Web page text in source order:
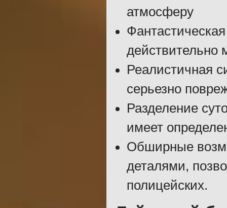
атмосферу
действительно
Реалистичная
серьезно
Разделение
имеет
Обширные
деталями,
полицейских.